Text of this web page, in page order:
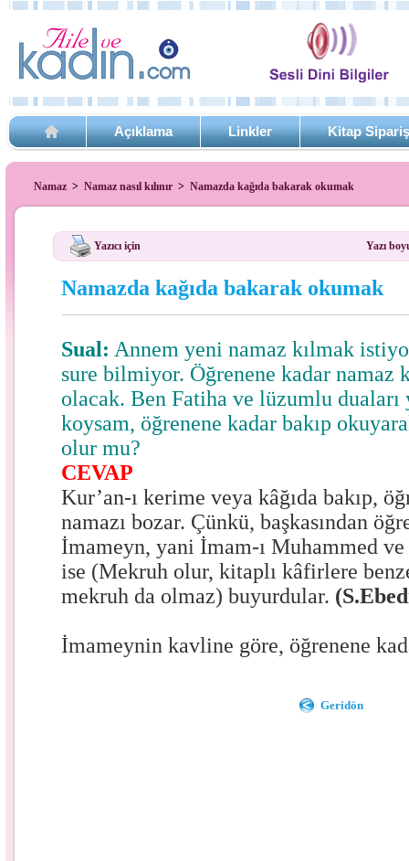
Açıklama Linkler Kitap
Namaz > Namaz nasıl kılınır > Namazda kağıda bakarak okumak
Yazıcı için Yazı
Namazda kağıda bakarak okumak
Sual: Annem yeni namaz kılmak
sure bilmiyor. Öğrenene kadar namaz
olacak. Ben Fatiha ve lüzumlu duaları
koysam, öğrenene kadar bakıp
olur mu?
CEVAP
Kur’an-ı kerime veya kâğıda bakıp,
namazı bozar. Çünkü, başkasından
İmameyn, yani İmam-ı Muhammed
ise (Mekruh olur, kitaplı kâfirlere
mekruh da olmaz) buyurdular.
İmameynin kavline göre, öğrenene
Geridön